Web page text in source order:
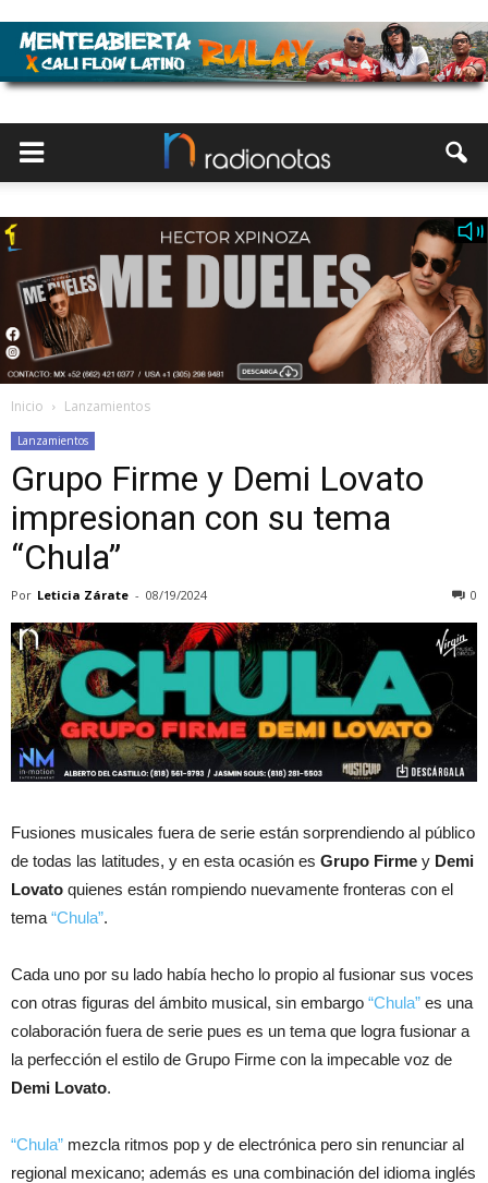
Inicio Lanzamientos
Lanzamientos
Grupo Firme y Demi Lovato
impresionan con su tema
“Chula”
Por Leticia Zárate - 08/19/2024 0
Fusiones musicales fuera de serie están sorprendiendo al público
de todas las latitudes, y en esta ocasión es Grupo Firme y Demi
Lovato quienes están rompiendo nuevamente fronteras con el
tema “Chula”.
Cada uno por su lado había hecho lo propio al fusionar sus voces
con otras figuras del ámbito musical, sin embargo “Chula” es una
colaboración fuera de serie pues es un tema que logra fusionar a
la perfección el estilo de Grupo Firme con la impecable voz de
Demi Lovato.
“Chula” mezcla ritmos pop y de electrónica pero sin renunciar al
regional mexicano; además es una combinación del idioma inglés